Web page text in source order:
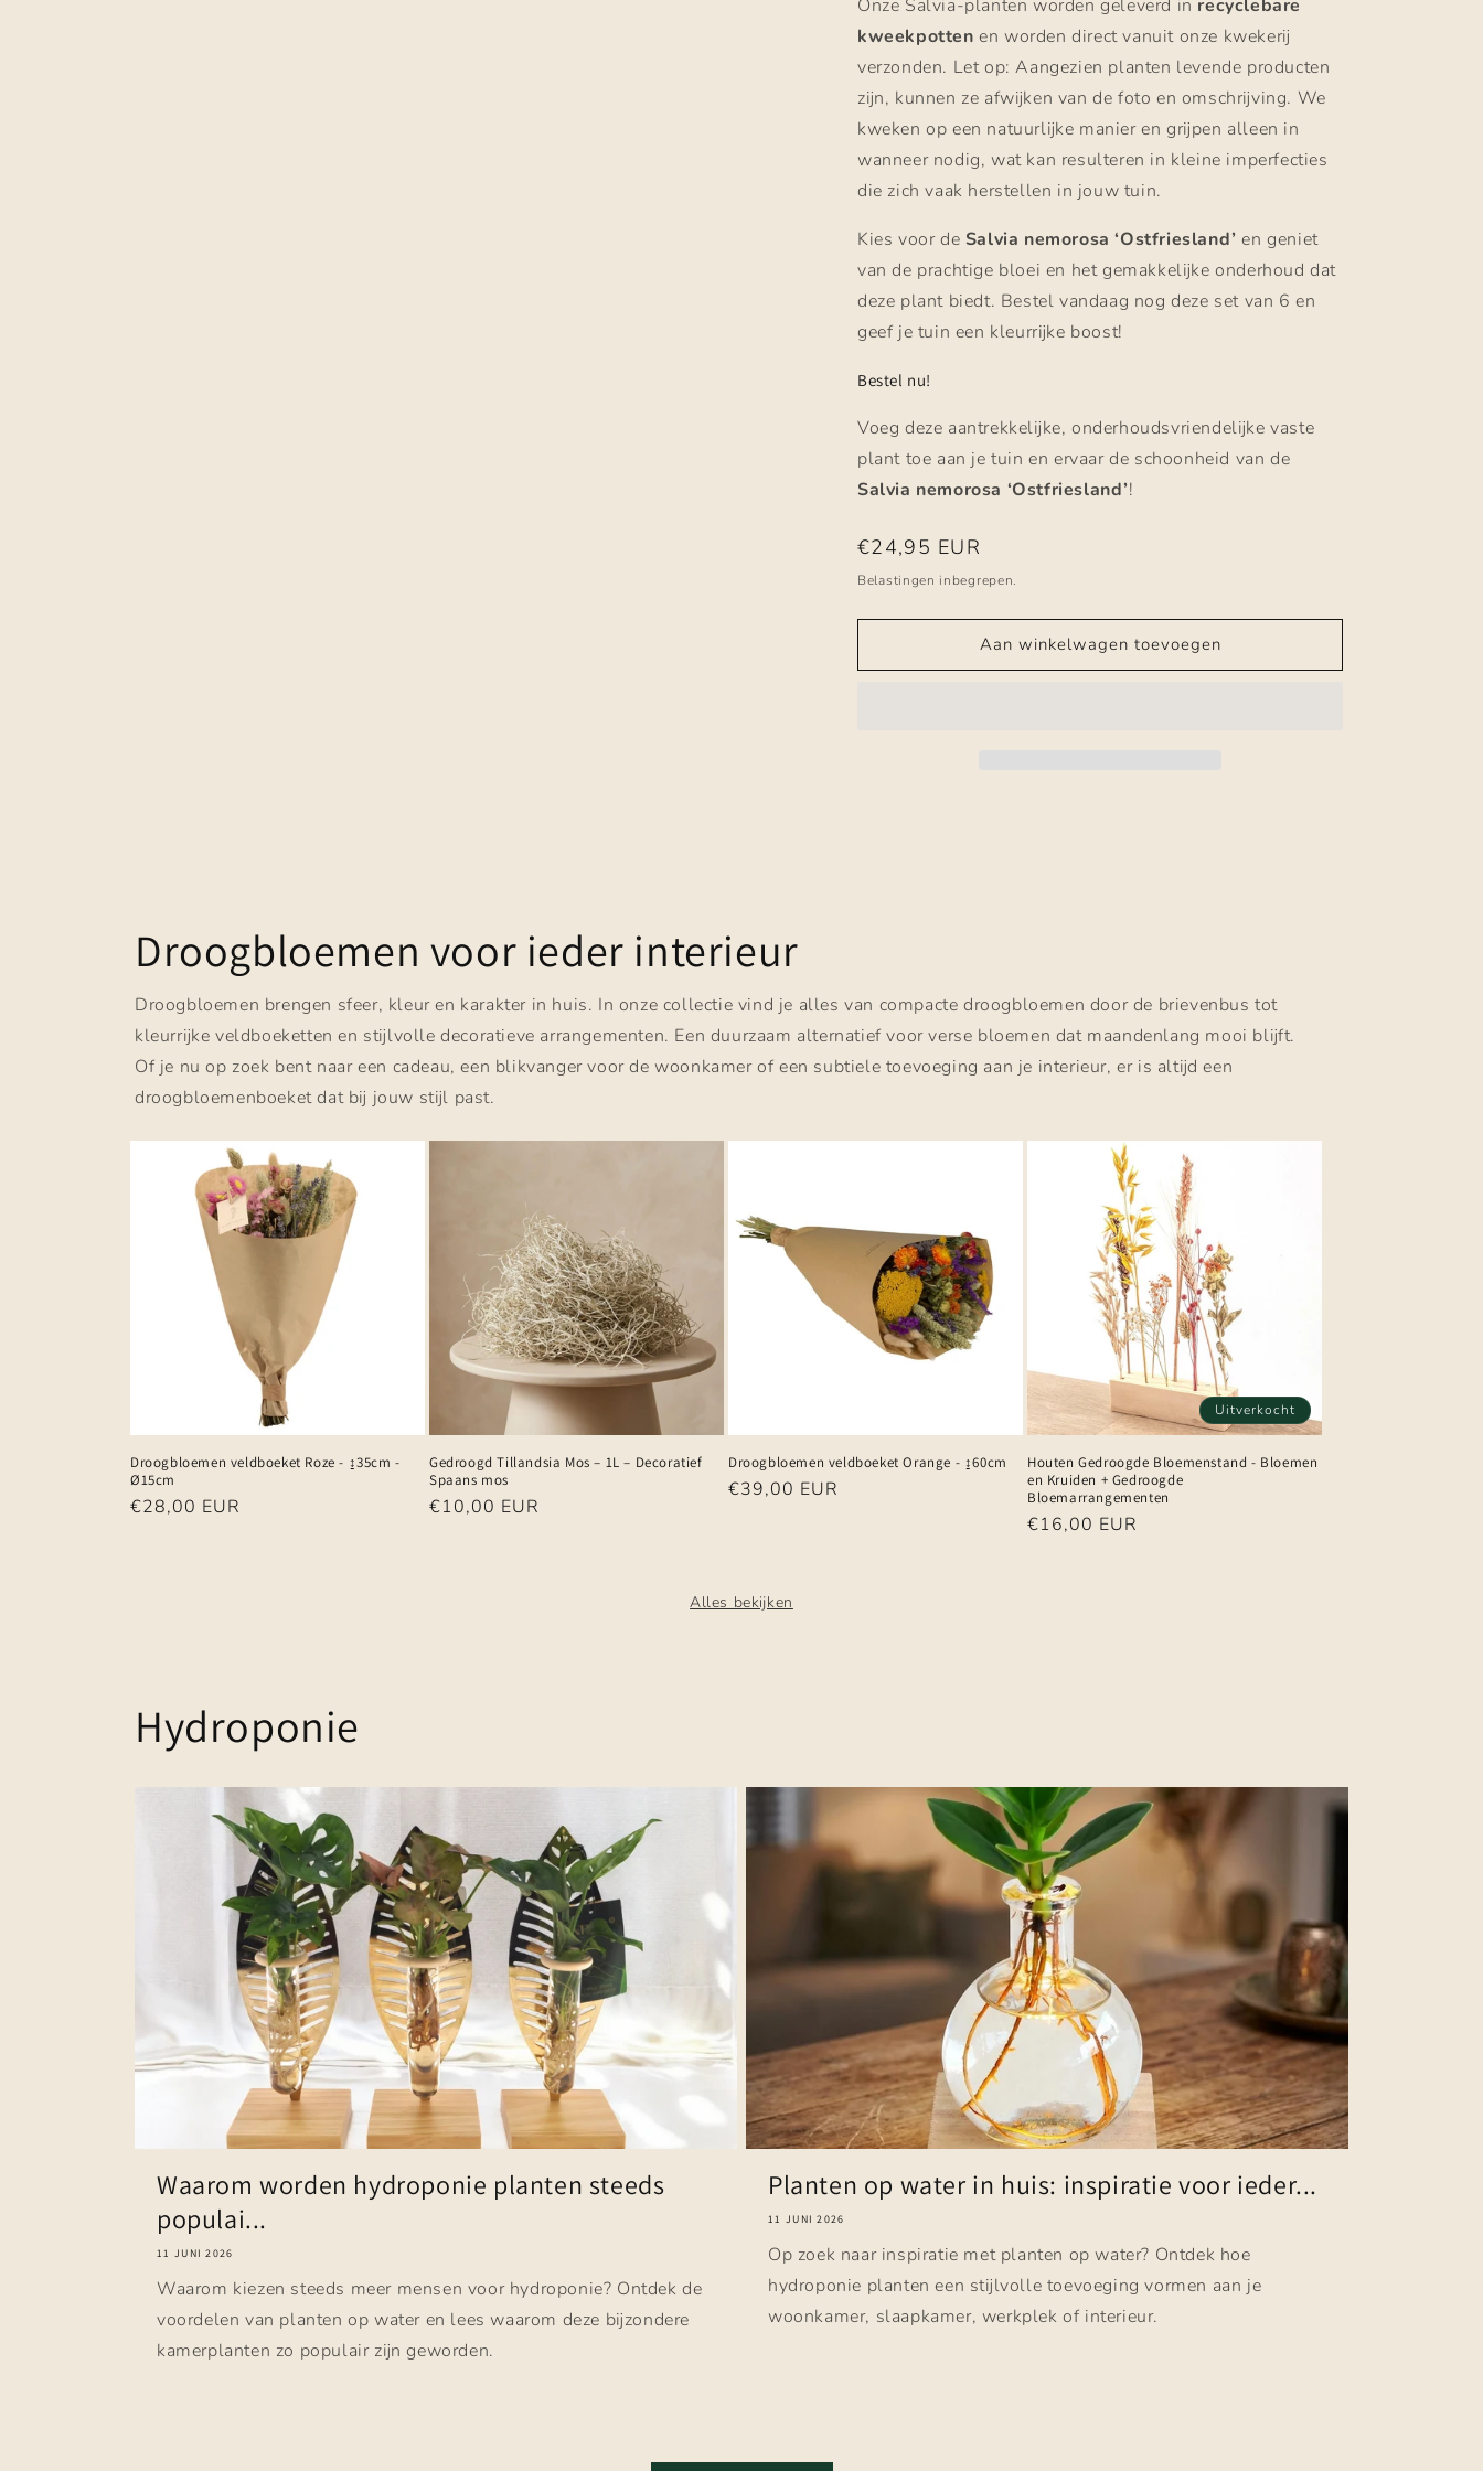
Onze Salvia-planten worden geleverd in recyclebare
kweekpotten en worden direct vanuit onze kwekerij
verzonden. Let op: Aangezien planten levende producten
zijn, kunnen ze afwijken van de foto en omschrijving. We
kweken op een natuurlijke manier en grijpen alleen in
wanneer nodig, wat kan resulteren in kleine imperfecties
die zich vaak herstellen in jouw tuin.
Kies voor de Salvia nemorosa ‘Ostfriesland’ en geniet
van de prachtige bloei en het gemakkelijke onderhoud dat
deze plant biedt. Bestel vandaag nog deze set van 6 en
geef je tuin een kleurrijke boost!
Bestel nu!
Voeg deze aantrekkelijke, onderhoudsvriendelijke vaste
plant toe aan je tuin en ervaar de schoonheid van de
Salvia nemorosa ‘Ostfriesland’!
Normale
prijs
€24,95 EUR
Belastingen inbegrepen.
Aan winkelwagen toevoegen
Droogbloemen voor ieder interieur
Droogbloemen brengen sfeer, kleur en karakter in huis. In onze collectie vind je alles van compacte droogbloemen door de brievenbus tot
kleurrijke veldboeketten en stijlvolle decoratieve arrangementen. Een duurzaam alternatief voor verse bloemen dat maandenlang mooi blijft.
Of je nu op zoek bent naar een cadeau, een blikvanger voor de woonkamer of een subtiele toevoeging aan je interieur, er is altijd een
droogbloemenboeket dat bij jouw stijl past.
Droogbloemen veldboeket Roze - ↨35cm -
Ø15cm
Normale
€28,00 EUR
Gedroogd Tillandsia Mos – 1L – Decoratief
Spaans mos
Normale
€10,00 EUR
Droogbloemen veldboeket Orange - ↨60cm
Normale
€39,00 EUR
Uitverkocht
Houten Gedroogde Bloemenstand - Bloemen
en Kruiden + Gedroogde
Bloemarrangementen
Normale
€16,00 EUR
Alles bekijken
Hydroponie
Waarom worden hydroponie planten steeds
populai...
11 JUNI 2026
Waarom kiezen steeds meer mensen voor hydroponie? Ontdek de
voordelen van planten op water en lees waarom deze bijzondere
kamerplanten zo populair zijn geworden.
Planten op water in huis: inspiratie voor ieder...
11 JUNI 2026
Op zoek naar inspiratie met planten op water? Ontdek hoe
hydroponie planten een stijlvolle toevoeging vormen aan je
woonkamer, slaapkamer, werkplek of interieur.